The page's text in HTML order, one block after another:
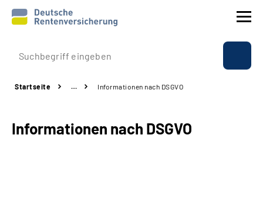
Prävention
Rente
Startseite … Informationen nach DSGVO
Informationen nach DSGVO